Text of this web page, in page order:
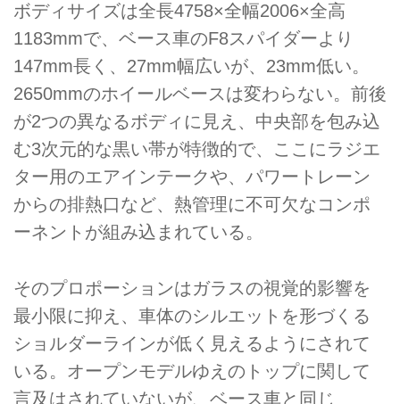
ボディサイズは全長4758×全幅2006×全高
1183mmで、ベース車のF8スパイダーより
147mm長く、27mm幅広いが、23mm低い。
2650mmのホイールベースは変わらない。前後
が2つの異なるボディに見え、中央部を包み込
む3次元的な黒い帯が特徴的で、ここにラジエ
ター用のエアインテークや、パワートレーン
からの排熱口など、熱管理に不可欠なコンポ
ーネントが組み込まれている。
そのプロポーションはガラスの視覚的影響を
最小限に抑え、車体のシルエットを形づくる
ショルダーラインが低く見えるようにされて
いる。オープンモデルゆえのトップに関して
言及はされていないが、ベース車と同じ